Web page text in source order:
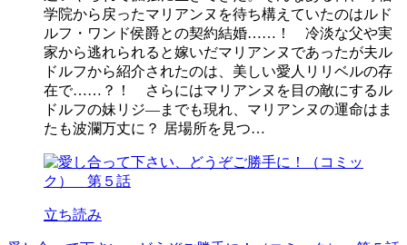
学院から戻ったマリアンヌを待ち構えていたのはルド
ルフ・ワンド侯爵との契約結婚……！ 冷淡な父や実
家から逃れられると嫁いだマリアンヌであったが夫ル
ドルフから紹介されたのは、美しい愛人リリベルの存
在で……？！ さらにはマリアンヌを目の敵にするル
ドルフの妹リジ―までも現れ、マリアンヌの運命はま
たも波瀾万丈に？ 居場所を見つ…
立ち読み